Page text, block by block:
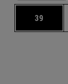
Página
39